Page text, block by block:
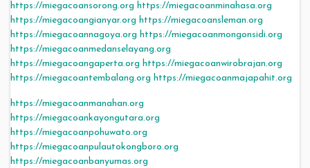
https://miegacoansorong.org https://miegacoanminahasa.org
https://miegacoangianyar.org https://miegacoansleman.org
https://miegacoannagoya.org https://miegacoanmongonsidi.org
https://miegacoanmedanselayang.org
https://miegacoangaperta.org https://miegacoanwirobrajan.org
https://miegacoantembalang.org https://miegacoanmajapahit.org
https://miegacoanmanahan.org
https://miegacoankayongutara.org
https://miegacoanpohuwato.org
https://miegacoanpulautokongboro.org
https://miegacoanbanyumas.org